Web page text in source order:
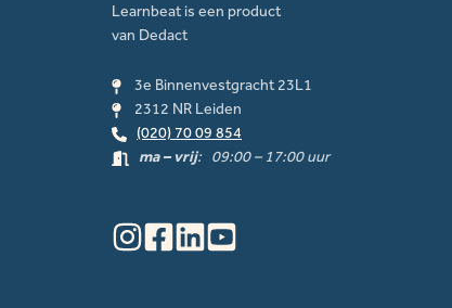
Learnbeat is een product
van Dedact
3e Binnenvestgracht 23L1
2312 NR Leiden
(020) 70 09 854
ma – vrij: 09:00 – 17:00 uur